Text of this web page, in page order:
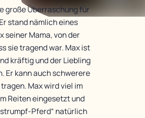
große Überraschung für
stand nämlich eines
seiner Mama, von der
sie tragend war. Max ist
kräftig und der Liebling
Er kann auch schwerere
Max wird viel im
Reiten eingesetzt und
Pferd“ natürlich